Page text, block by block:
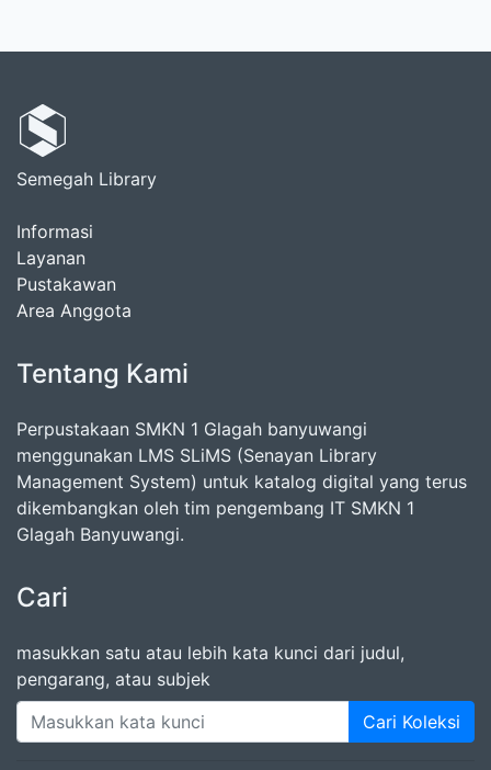
Semegah Library
Informasi
Layanan
Pustakawan
Area Anggota
Tentang Kami
Perpustakaan SMKN 1 Glagah banyuwangi
menggunakan LMS SLiMS (Senayan Library
Management System) untuk katalog digital yang terus
dikembangkan oleh tim pengembang IT SMKN 1
Glagah Banyuwangi.
Cari
masukkan satu atau lebih kata kunci dari judul,
pengarang, atau subjek
Cari Koleksi